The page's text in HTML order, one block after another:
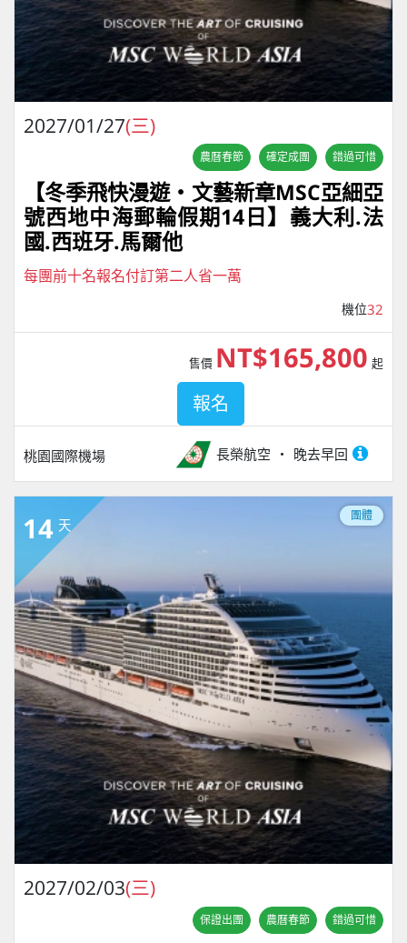
2027/01/27(三)
農曆春節 確定成團 錯過可惜
【冬季飛快漫遊・文藝新章MSC亞細亞
號西地中海郵輪假期14日】義大利.法
國.西班牙.馬爾他
每團前十名報名付訂第二人省一萬
機位32
桃園國際機場 長榮航空 晚去早回
售價 NT$165,800 起
報名
14 天
團體
2027/02/03(三)
保證出團 農曆春節 錯過可惜